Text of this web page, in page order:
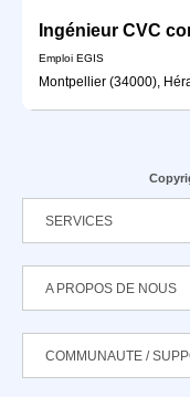
Ingénieur CVC
Emploi EGIS
Montpellier (34000),
SERVICES
A PROPOS DE NOUS
COMMUNAUTE /